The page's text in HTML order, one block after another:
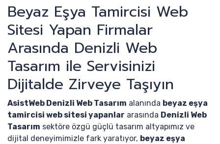
Beyaz Eşya Tamircisi Web
Sitesi Yapan Firmalar
Arasında Denizli Web
Tasarım ile Servisinizi
Dijitalde Zirveye Taşıyın
AsistWeb Denizli Web Tasarım alanında beyaz eşya
tamircisi web sitesi yapanlar arasında Denizli Web
Tasarım sektöre özgü güçlü tasarım altyapımız ve
dijital deneyimimizle fark yaratıyor, beyaz eşya